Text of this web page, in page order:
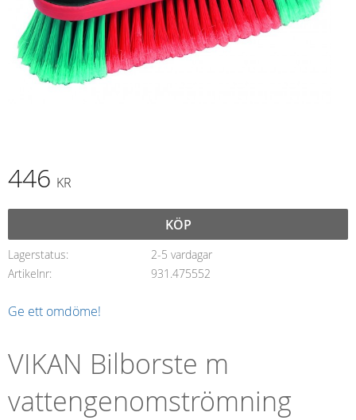
446 KR
KÖP
Lagerstatus
2-5 vardagar
Artikelnr
931.475552
Ge ett omdöme!
VIKAN Bilborste m
vattengenomströmning